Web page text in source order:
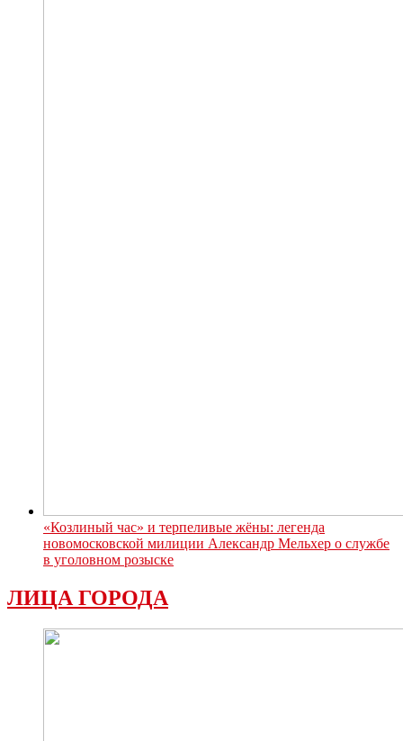
«Козлиный час» и терпеливые жёны: легенда
новомосковской милиции Александр Мельхер о службе
в уголовном розыске
ЛИЦА ГОРОДА